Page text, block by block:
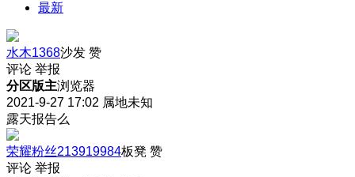
最新
水木1368沙发 赞
评论 举报
分区版主浏览器
2021-9-27 17:02 属地未知
露天报告么
荣耀粉丝213919984板凳 赞
评论 举报